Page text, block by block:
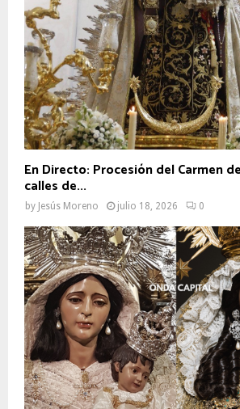
En Directo: Procesión del Carmen
calles de...
by Jesús Moreno julio 18, 2026 0